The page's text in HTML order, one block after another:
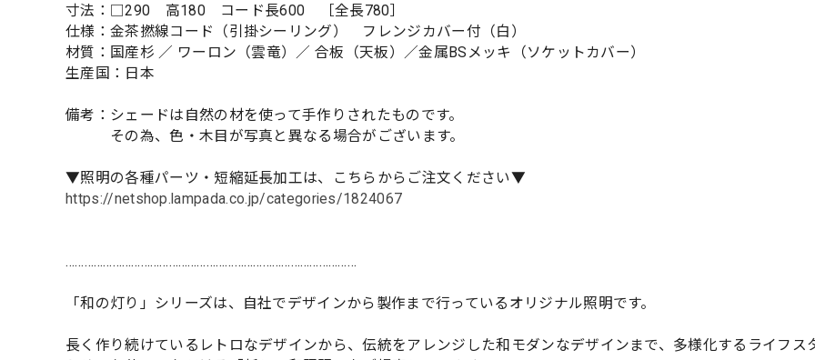
寸法：□290 高180 コード長600 ［全長780］
仕様：金茶撚線コード（引掛シーリング） フレンジカバー付（白）
材質：国産杉 ／ ワーロン（雲竜）／ 合板（天板）／金属BSメッキ（ソケットカバー）
生産国：日本
備考：シェードは自然の材を使って手作りされたものです。
その為、色・木目が写真と異なる場合がございます。
▼照明の各種パーツ・短縮延長加工は、こちらからご注文ください▼
https://netshop.lampada.co.jp/categories/1824067
…………………………………………………………………………………
「和の灯り」シリーズは、自社でデザインから製作まで行っているオリジナル照明です。
長く作り続けているレトロなデザインから、伝統をアレンジした和モダンなデザインまで、多様化するライフス